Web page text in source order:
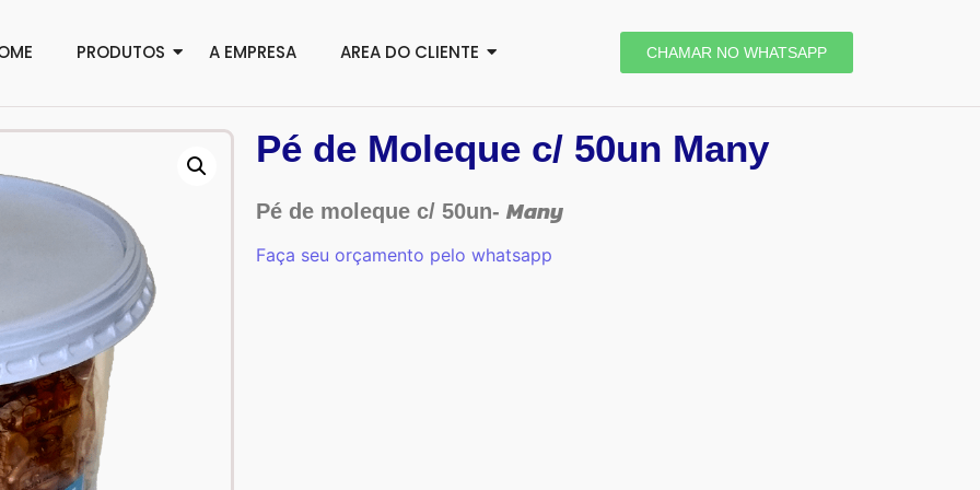
PRODUTOS A EMPRESA AREA DO CLIENTE CHAMAR NO WHATSAPP
Pé de Moleque c/ 50un Many
Pé de moleque c/ 50un- Many
Faça seu orçamento pelo whatsapp